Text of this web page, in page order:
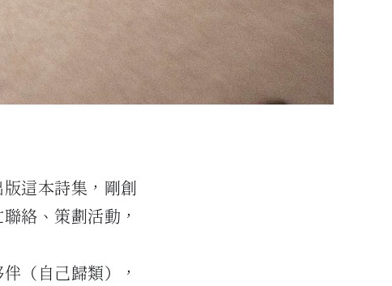
這本詩集，剛創
絡、策劃活動，
（自己歸類），